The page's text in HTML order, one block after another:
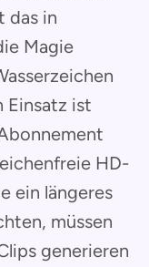
das in
Magie
Einsatz ist
HD-
ein längeres
müssen
generieren